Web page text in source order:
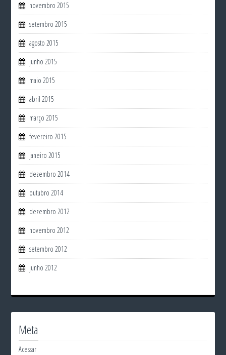
novembro 2015
setembro 2015
agosto 2015
junho 2015
maio 2015
abril 2015
março 2015
fevereiro 2015
janeiro 2015
dezembro 2014
outubro 2014
dezembro 2012
novembro 2012
setembro 2012
junho 2012
Meta
Acessar